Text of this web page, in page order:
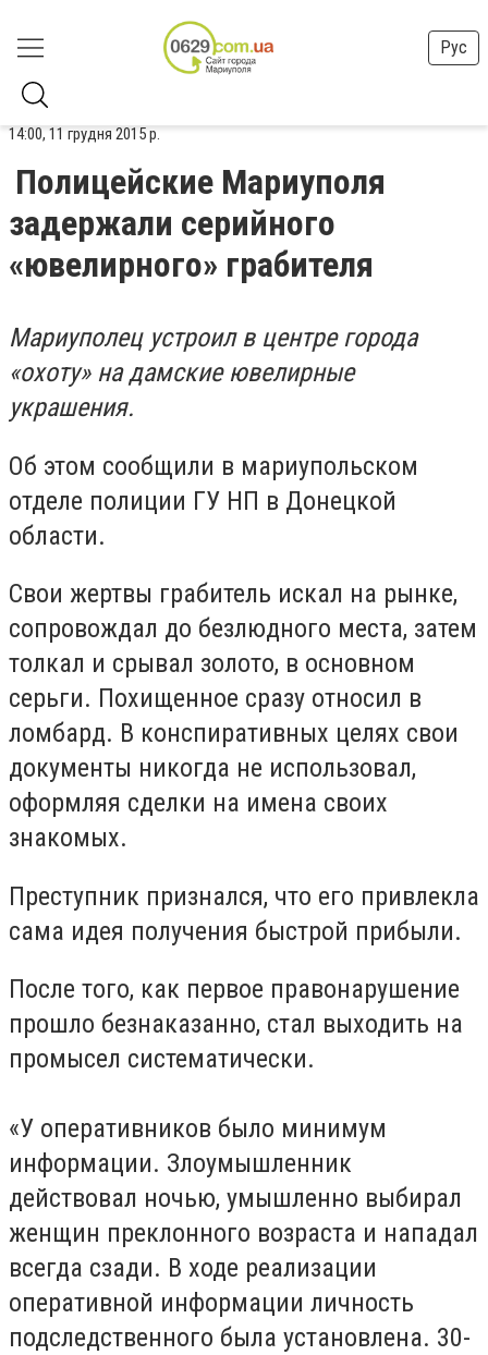
Рус
14:00, 11 грудня 2015 р.
Полицейские Мариуполя
задержали серийного
«ювелирного» грабителя
Мариуполец устроил в центре города
«охоту» на дамские ювелирные
украшения.
Об этом сообщили в мариупольском
отделе полиции ГУ НП в Донецкой
области.
Свои жертвы грабитель искал на рынке,
сопровождал до безлюдного места, затем
толкал и срывал золото, в основном
серьги. Похищенное сразу относил в
ломбард. В конспиративных целях свои
документы никогда не использовал,
оформляя сделки на имена своих
знакомых.
Преступник признался, что его привлекла
сама идея получения быстрой прибыли.
После того, как первое правонарушение
прошло безнаказанно, стал выходить на
промысел систематически.
«У оперативников было минимум
информации. Злоумышленник
действовал ночью, умышленно выбирал
женщин преклонного возраста и нападал
всегда сзади. В ходе реализации
оперативной информации личность
подследственного была установлена. 30-